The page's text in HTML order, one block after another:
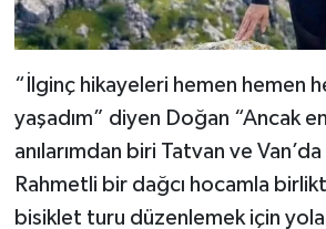
“İlginç hikayeleri hemen hemen
yaşadım” diyen Doğan “Ancak
anılarımdan biri Tatvan ve Van’da
Rahmetli bir dağcı hocamla
bisiklet turu düzenlemek için yola